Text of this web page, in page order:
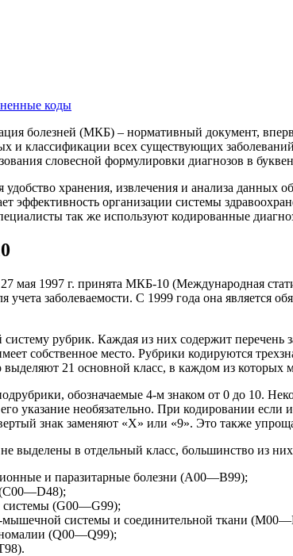
коды
болезней (МКБ) – нормативный документ,
и классификации всех существующих
словесной формулировки диагнозов в
удобство хранения, извлечения и анализа
эффективность организации системы
так же используют кодированные
мая 1997 г. принята МКБ-10 (Международная
учета заболеваемости. С 1999 года она является
рубрик. Каждая из них содержит
собственное место. Рубрики кодируются
выделяют 21 основной класс, в каждом из которых
обозначаемые 4-м знаком от 0 до 10.
его указание необязательно. При кодировании
знак заменяют «Х» или «9». Это также
выделены в отдельный класс, большинство из
и паразитарные болезни (А00—В99);
(С00—D48);
системы (G00—G99);
мышечной системы и соединительной ткани
(Q00—Q99);